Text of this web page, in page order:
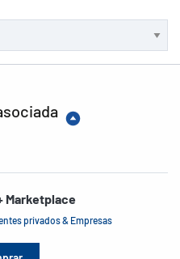
Marketplace
privados & Empresas